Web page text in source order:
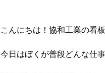
こんにちは！協和工業の看
今日はぼくが普段どんな仕